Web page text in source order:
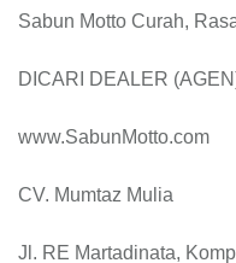
Sabun Motto Curah,
DICARI DEALER
www.SabunMotto.com
CV. Mumtaz Mulia
Jl. RE Martadinata,